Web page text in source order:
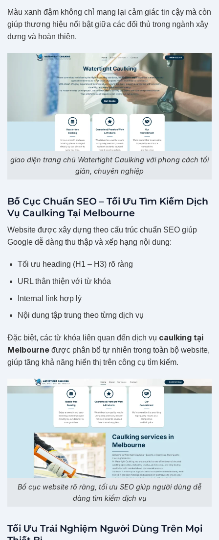
Màu xanh đậm không chỉ mang lại cảm giác tin cậy mà còn
giúp thương hiệu nổi bật giữa các đối thủ trong ngành xây
dựng và hoàn thiện.
giao diện trang chủ Watertight Caulking với phong cách tối
giản, chuyên nghiệp
Bố Cục Chuẩn SEO – Tối Ưu Tìm Kiếm Dịch
Vụ Caulking Tại Melbourne
Website được xây dựng theo cấu trúc chuẩn SEO giúp
Google dễ dàng thu thập và xếp hạng nội dung:
Tối ưu heading (H1 – H3) rõ ràng
URL thân thiện với từ khóa
Internal link hợp lý
Nội dung tập trung theo từng dịch vụ
Đặc biệt, các từ khóa liên quan đến dịch vụ caulking tại
Melbourne được phân bổ tự nhiên trong toàn bộ website,
giúp tăng khả năng hiển thị trên công cụ tìm kiếm.
Bố cục website rõ ràng, tối ưu SEO giúp người dùng dễ
dàng tìm kiếm dịch vụ
Tối Ưu Trải Nghiệm Người Dùng Trên Mọi